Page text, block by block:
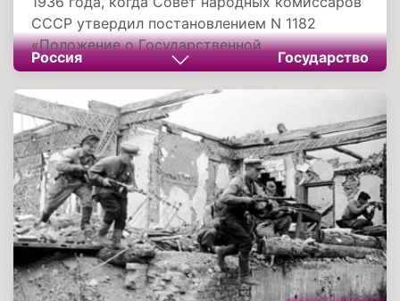
СССР утвердил постановлением N 1182
«Положение о Государственной
автомобильной инспекции Главного
управления рабоче-крестьянской милиции
НКВД СССР». Основными задачами ГАИ стала
борьба с аварийностью, разработка
технических норм эксплуатации транспорта и
его учет, контроль подготовки и воспитания
шоферов.
Россия Государство